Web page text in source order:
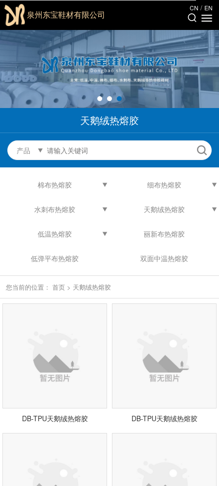
泉州东宝鞋材有限公司
CN / EN
天鹅绒热熔胶
产品
棉布热熔胶 细布热熔胶
水刺布热熔胶 天鹅绒热熔胶
低温热熔胶 丽新布热熔胶
低弹平布热熔胶 双面中温热熔胶
您当前的位置： 首页 > 天鹅绒热熔胶
DB-TPU天鹅绒热熔胶 DB-TPU天鹅绒热熔胶